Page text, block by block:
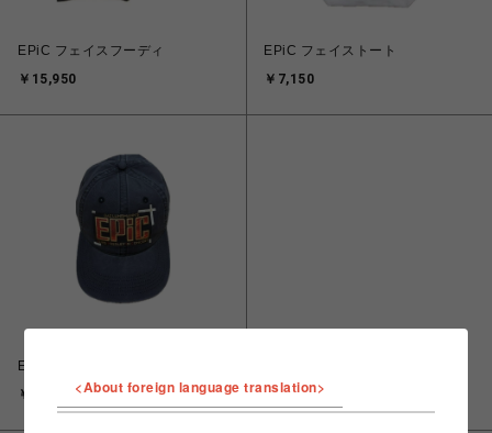
EPiC フェイスフーディ
￥15,950
EPiC フェイストート
￥7,150
EPiC ロゴキャップ
￥7,150
<About foreign language translation>